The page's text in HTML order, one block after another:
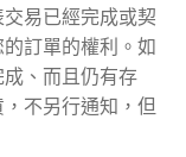
易已經完成或契
訂單的權利。如
、而且仍有存
不另行通知，但